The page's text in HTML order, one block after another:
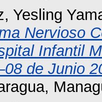
Yesling
Nervioso
Infantil
de Junio